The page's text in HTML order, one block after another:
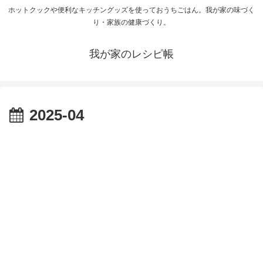
ホットクックや便利なキッチングッズを使っておうちごはん。我が家の味づく
り・家族の健康づくり。
我が家のレシピ帳
2025-04